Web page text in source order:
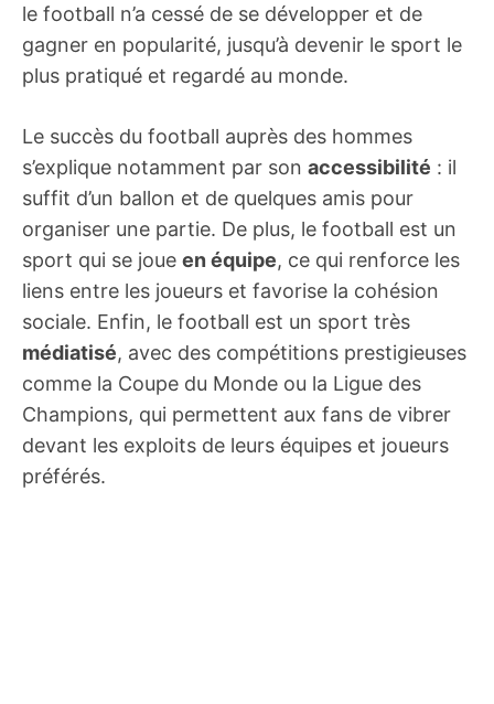
le football n’a cessé de se développer et de
gagner en popularité, jusqu’à devenir le sport le
plus pratiqué et regardé au monde.
Le succès du football auprès des hommes
s’explique notamment par son accessibilité : il
suffit d’un ballon et de quelques amis pour
organiser une partie. De plus, le football est un
sport qui se joue en équipe, ce qui renforce les
liens entre les joueurs et favorise la cohésion
sociale. Enfin, le football est un sport très
médiatisé, avec des compétitions prestigieuses
comme la Coupe du Monde ou la Ligue des
Champions, qui permettent aux fans de vibrer
devant les exploits de leurs équipes et joueurs
préférés.